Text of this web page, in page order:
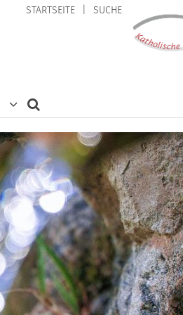
STARTSEITE SUCHE